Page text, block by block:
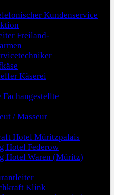
Kundenservice
Freiland-
Käserei
/ Masseur
Hotel Müritzpalais
Hotel Federow
Hotel Waren (Müritz)
Klink